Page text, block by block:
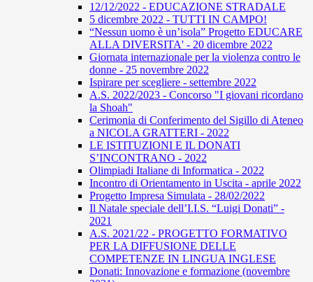
12/12/2022 - EDUCAZIONE STRADALE
5 dicembre 2022 - TUTTI IN CAMPO!
“Nessun uomo è un’isola” Progetto EDUCARE
ALLA DIVERSITA' - 20 dicembre 2022
Giornata internazionale per la violenza contro le
donne - 25 novembre 2022
Ispirare per scegliere - settembre 2022
A.S. 2022/2023 - Concorso "I giovani ricordano
la Shoah"
Cerimonia di Conferimento del Sigillo di Ateneo
a NICOLA GRATTERI - 2022
LE ISTITUZIONI E IL DONATI
S’INCONTRANO - 2022
Olimpiadi Italiane di Informatica - 2022
Incontro di Orientamento in Uscita - aprile 2022
Progetto Impresa Simulata - 28/02/2022
Il Natale speciale dell’I.I.S. “Luigi Donati” -
2021
A.S. 2021/22 - PROGETTO FORMATIVO
PER LA DIFFUSIONE DELLE
COMPETENZE IN LINGUA INGLESE
Donati: Innovazione e formazione (novembre